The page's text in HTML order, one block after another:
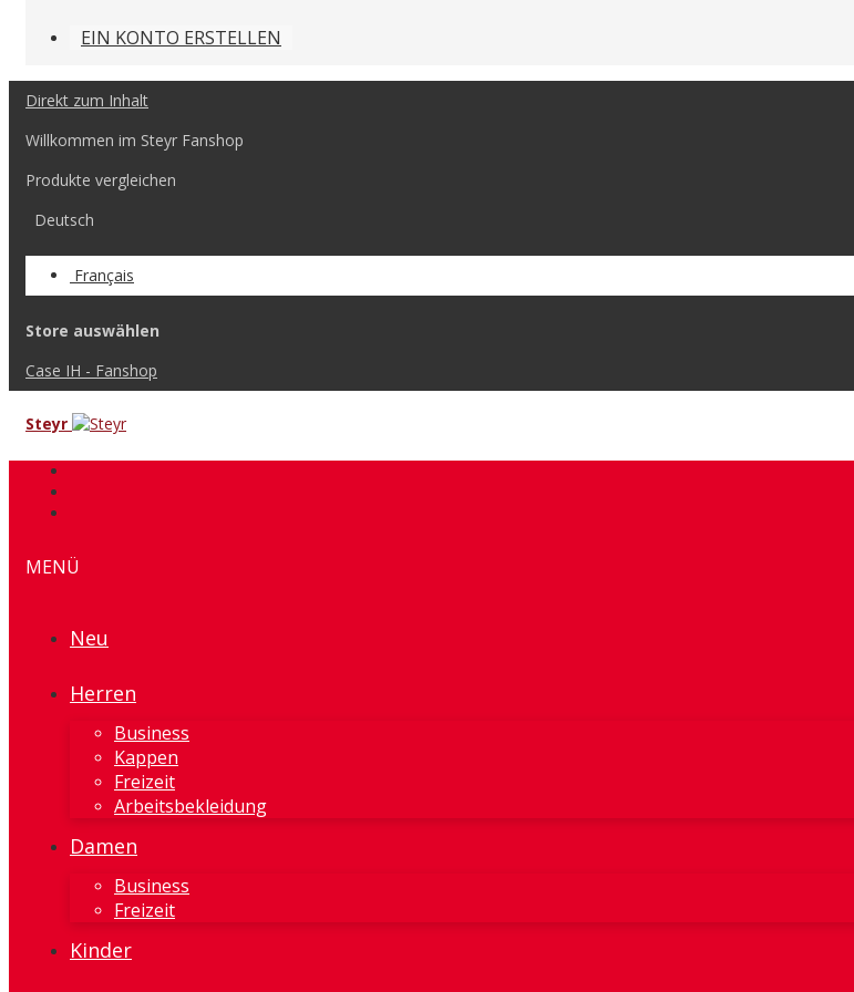
EIN KONTO ERSTELLEN
Direkt zum Inhalt
Willkommen im Steyr Fanshop
Produkte vergleichen
Deutsch
Français
Store auswählen
Case IH - Fanshop
Steyr
MENÜ
Neu
Herren
Business
Kappen
Freizeit
Arbeitsbekleidung
Damen
Business
Freizeit
Kinder